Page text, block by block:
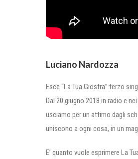
Luciano Nardozza
Esce “La Tua Giostra” terzo
Dal 20 giugno 2018 in radio e
usciamo per un attimo dagli
uniscono a ogni cosa, in un
E’ quanto vuole esprimere La